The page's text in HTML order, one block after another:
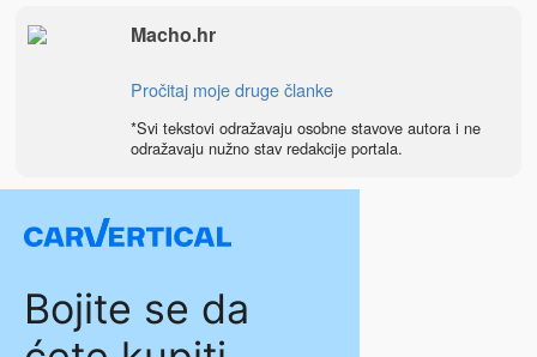
Macho.hr
Pročitaj moje druge članke
*Svi tekstovi odražavaju osobne stavove autora i ne
odražavaju nužno stav redakcije portala.